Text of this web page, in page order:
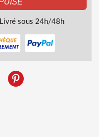
Livré sous 24h/48h